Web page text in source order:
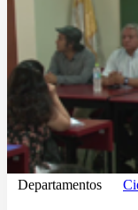
Departamentos